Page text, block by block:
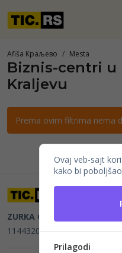
Afiša Краљево Mesta
Biznis-centri u
Kraljevu
Prema ovim filtrima nema
ZURKA CE BITI DOO
114432064, MB 22023195,
Ovaj veb-sajt
kako bi
Prilagodi